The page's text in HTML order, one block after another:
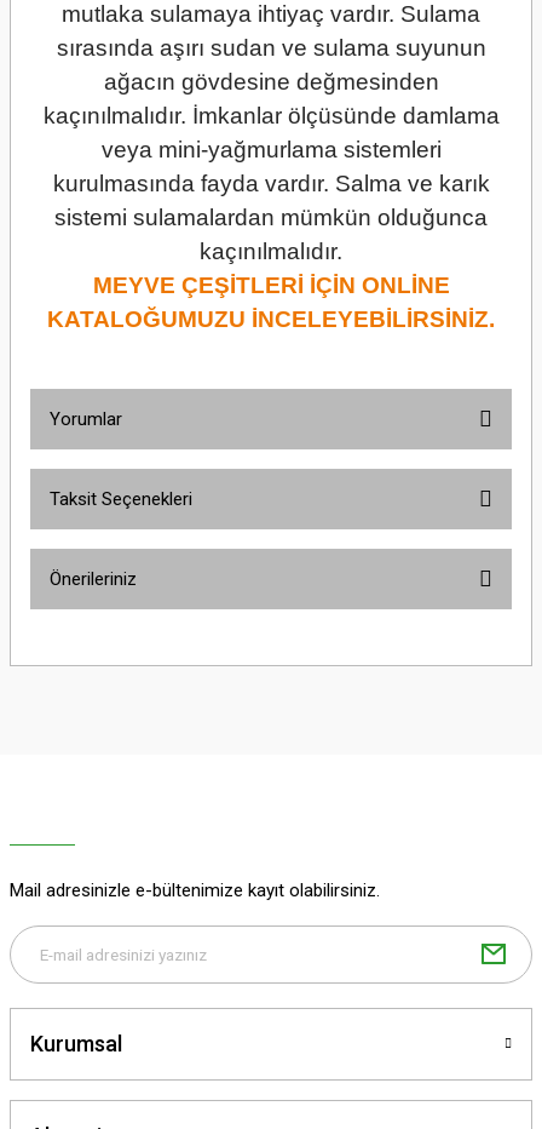
mutlaka sulamaya ihtiyaç vardır. Sulama
sırasında aşırı sudan ve sulama suyunun
ağacın gövdesine değmesinden
kaçınılmalıdır. İmkanlar ölçüsünde damlama
veya mini-yağmurlama sistemleri
kurulmasında fayda vardır. Salma ve karık
sistemi sulamalardan mümkün olduğunca
kaçınılmalıdır.
MEYVE ÇEŞİTLERİ İÇİN ONLİNE
KATALOĞUMUZU İNCELEYEBİLİRSİNİZ.
Yorumlar
Taksit Seçenekleri
Önerileriniz
yetersiz gördüğünüz noktaları öneri formunu kullanarak tarafımıza
Bu ürüne benzer farklı alternatifler olmalı.
Mail adresinizle e-bültenimize kayıt olabilirsiniz.
Kurumsal